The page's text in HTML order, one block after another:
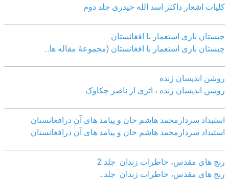
کلیات اشعار داکتر اسد الله حیدری جلد دوم
چيستان بازی استعمار با افغانستان
چيستان بازی استعمار با افغانستان (مجموعۀ مقاله ها
روشن اندیسان ژنده
روشن اندیسان ژنده ، اثری از ناصر چکاوک
استبداد سردارمحمد هاشم خان و پیامد های آن درافغانستان
استبداد سردارمحمد هاشم خان و پیامد های آن درافغانستان
رنج های مقدس، خاطرات زندان جلد 2
رنج های مقدس، خاطرات زندان جلد